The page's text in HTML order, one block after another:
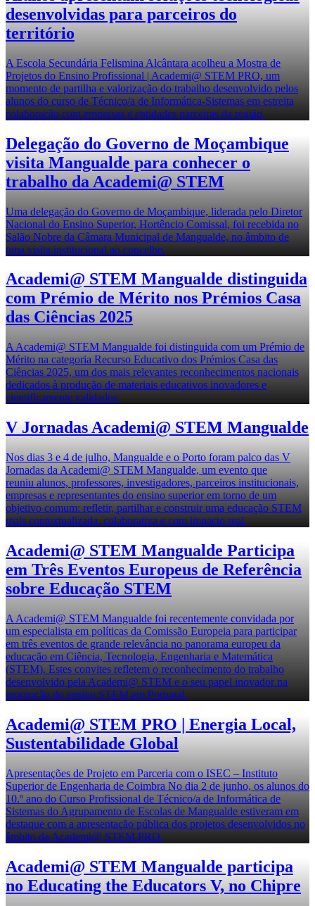
desenvolvidas para parceiros do
território
A Escola Secundária Felismina Alcântara acolheu a Mostra de
Projetos do Ensino Profissional | Academi@ STEM PRO, um
momento de partilha e valorização do trabalho desenvolvido pelos
alunos do curso de Técnico/a de Informática-Sistemas em estreita
colaboração com empresas e entidades parceiras da região.
Delegação do Governo de Moçambique
visita Mangualde para conhecer o
trabalho da Academi@ STEM
Uma delegação do Governo de Moçambique, liderada pelo Diretor
Nacional do Ensino Superior, Hortêncio Comissal, foi recebida no
Salão Nobre da Câmara Municipal de Mangualde, no âmbito de
uma visita institucional ao concelho.
Academi@ STEM Mangualde distinguida
com Prémio de Mérito nos Prémios Casa
das Ciências 2025
A Academi@ STEM Mangualde foi distinguida com um Prémio de
Mérito na categoria Recurso Educativo dos Prémios Casa das
Ciências 2025, um dos mais relevantes reconhecimentos nacionais
dedicados à produção de materiais educativos inovadores e
cientificamente validados.
V Jornadas Academi@ STEM Mangualde
Nos dias 3 e 4 de julho, Mangualde e o Porto foram palco das V
Jornadas da Academi@ STEM Mangualde, um evento que
reuniu alunos, professores, investigadores, parceiros institucionais,
empresas e representantes do ensino superior em torno de um
objetivo comum: refletir, partilhar e construir uma educação STEM
mais contextualizada, colaborativa e com impacto real.
Academi@ STEM Mangualde Participa
em Três Eventos Europeus de Referência
sobre Educação STEM
A Academi@ STEM Mangualde foi recentemente convidada por
um especialista em políticas da Comissão Europeia para participar
em três eventos de grande relevância no panorama europeu da
educação em Ciência, Tecnologia, Engenharia e Matemática
(STEM). Estes convites refletem o reconhecimento do trabalho
desenvolvido pela Academi@ STEM e o seu papel inovador na
promoção do ensino STEM em Portugal.
Academi@ STEM PRO | Energia Local,
Sustentabilidade Global
Apresentações de Projeto em Parceria com o ISEC – Instituto
Superior de Engenharia de Coimbra No dia 2 de junho, os alunos do
10.º ano do Curso Profissional de Técnico/a de Informática de
Sistemas do Agrupamento de Escolas de Mangualde estiveram em
destaque com a apresentação pública dos projetos desenvolvidos no
âmbito da Academi@ STEM PRO.
Academi@ STEM Mangualde participa
no Educating the Educators V, no Chipre